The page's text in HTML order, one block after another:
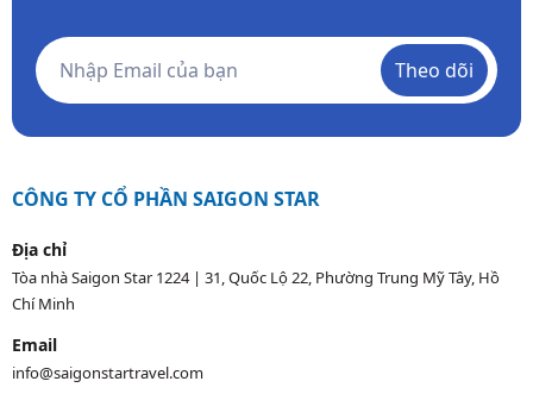
Theo dõi
CÔNG TY CỔ PHẦN SAIGON STAR
Địa chỉ
Tòa nhà Saigon Star 1224 | 31, Quốc Lộ 22, Phường Trung Mỹ Tây, Hồ
Chí Minh
Email
info@saigonstartravel.com